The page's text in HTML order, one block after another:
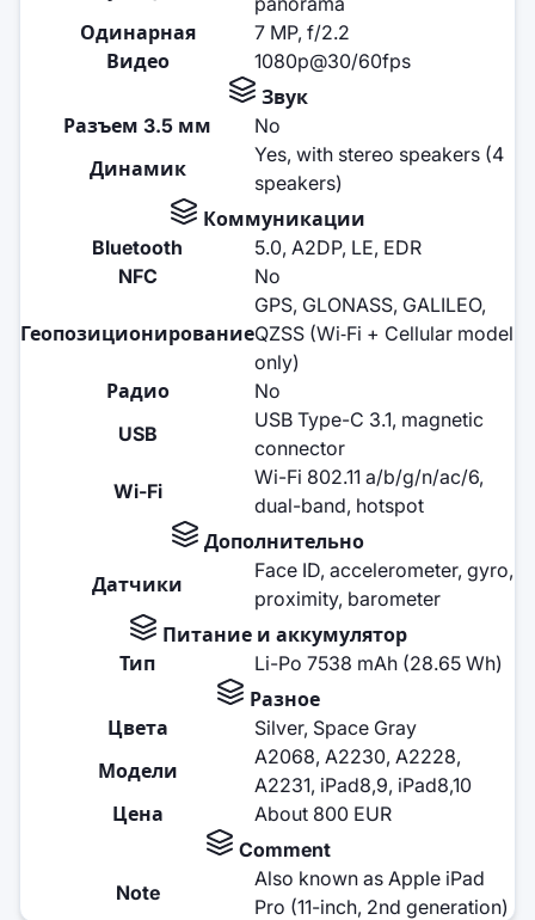
Одинарная
7 MP, f/2.2
Видео
1080p@30/60fps
Звук
Разъем 3.5 мм
No
Динамик
Yes, with stereo speakers (4
speakers)
Коммуникации
Bluetooth
5.0, A2DP, LE, EDR
NFC
No
Геопозиционирование
GPS, GLONASS, GALILEO,
QZSS (Wi‑Fi + Cellular model
only)
Радио
No
USB
USB Type-C 3.1, magnetic
connector
Wi-Fi
Wi-Fi 802.11 a/b/g/n/ac/6,
dual-band, hotspot
Дополнительно
Датчики
Face ID, accelerometer, gyro,
proximity, barometer
Питание и аккумулятор
Тип
Li-Po 7538 mAh (28.65 Wh)
Разное
Цвета
Silver, Space Gray
Модели
A2068, A2230, A2228,
A2231, iPad8,9, iPad8,10
Цена
About 800 EUR
Comment
Note
Also known as Apple iPad
Pro (11-inch, 2nd generation)